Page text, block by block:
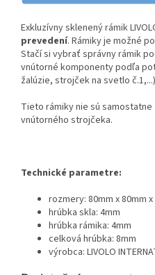
Exkluzívny sklenený rámik
prevedení. Rámiky je možné
Stačí si vybrať správny rámik
vnútorné komponenty podľa
žalúzie, strojček na svetlo č.1,...)
Tieto rámiky nie sú
vnútorného strojčeka.
Technické parametre:
rozmery: 80mm x 80mm x
hrúbka skla: 4mm
hrúbka rámika: 4mm
celková hrúbka: 8mm
výrobca: LIVOLO